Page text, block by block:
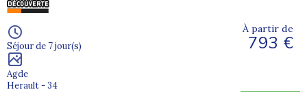
Séjour de 7 jour(s)
Agde
Herault - 34
À partir de
793 €